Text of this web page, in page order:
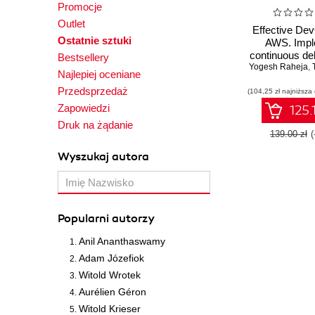
Promocje
Outlet
Ostatnie sztuki
Bestsellery
Najlepiej oceniane
Przedsprzedaż
Zapowiedzi
Druk na żądanie
Wyszukaj autora
Popularni autorzy
Anil Ananthaswamy
Adam Józefiok
Witold Wrotek
Aurélien Géron
Witold Krieser
Effective
AWS.
continuous
integration in
Yogesh Raheja,
(104,25 zł
139.00 zł